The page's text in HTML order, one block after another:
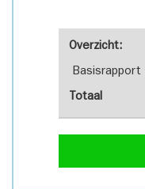
Overzicht:
Basisrapport
Totaal